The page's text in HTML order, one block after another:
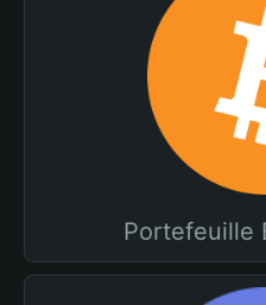
Portefeuille